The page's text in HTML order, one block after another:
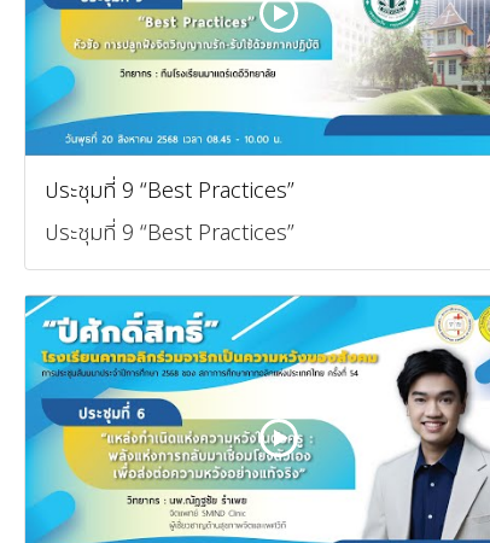
ประชุมที่ 9 “Best Practices”
ประชุมที่ 9 “Best Practices”